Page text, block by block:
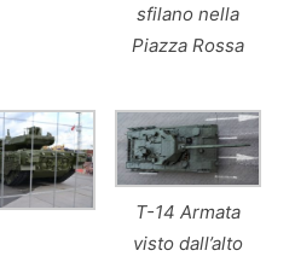
sfilano nella
Piazza Rossa
T-14 Armata
visto dall’alto